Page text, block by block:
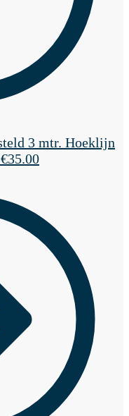
Hoeklijn
€35.00